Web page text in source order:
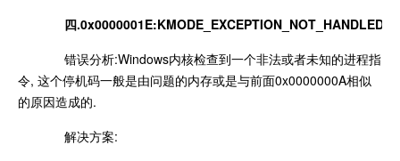
四.0x0000001E:KMODE_EXCEPTION_NOT_HANDLED
错误分析:Windows内核检查到一个非法或者未知的进程指
令, 这个停机码一般是由问题的内存或是与前面0x0000000A相似
的原因造成的.
解决方案: